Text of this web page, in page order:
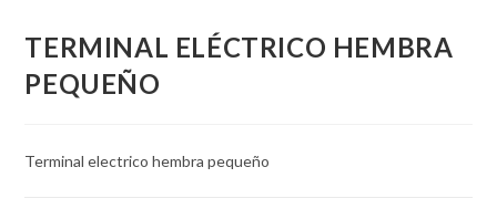
TERMINAL ELÉCTRICO HEMBRA
PEQUEÑO
Terminal electrico hembra pequeño